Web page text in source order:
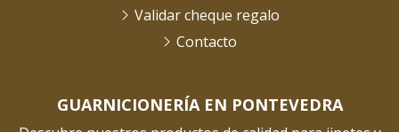
GUARNICIONERÍA EN PONTEVEDRA
Validar cheque regalo
Contacto